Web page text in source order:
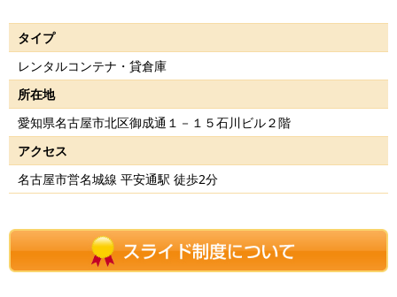
タイプ
レンタルコンテナ・貸倉庫
所在地
愛知県名古屋市北区御成通１－１５石川ビル２階
アクセス
名古屋市営名城線 平安通駅 徒歩2分